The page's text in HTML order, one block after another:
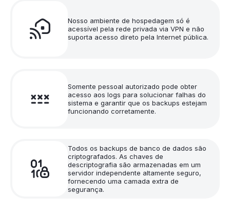
Nosso ambiente de hospedagem só é
acessível pela rede privada via VPN e não
suporta acesso direto pela Internet pública.
Somente pessoal autorizado pode obter
acesso aos logs para solucionar falhas do
sistema e garantir que os backups estejam
funcionando corretamente.
Todos os backups de banco de dados são
criptografados. As chaves de
descriptografia são armazenadas em um
servidor independente altamente seguro,
fornecendo uma camada extra de
segurança.